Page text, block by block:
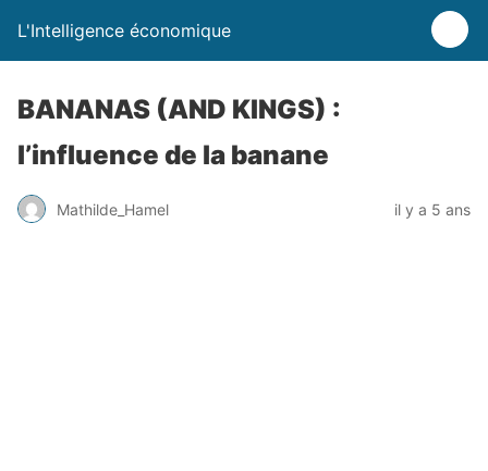
L'Intelligence économique
BANANAS (AND KINGS) :
l’influence de la banane
Mathilde_Hamel il y a 5 ans